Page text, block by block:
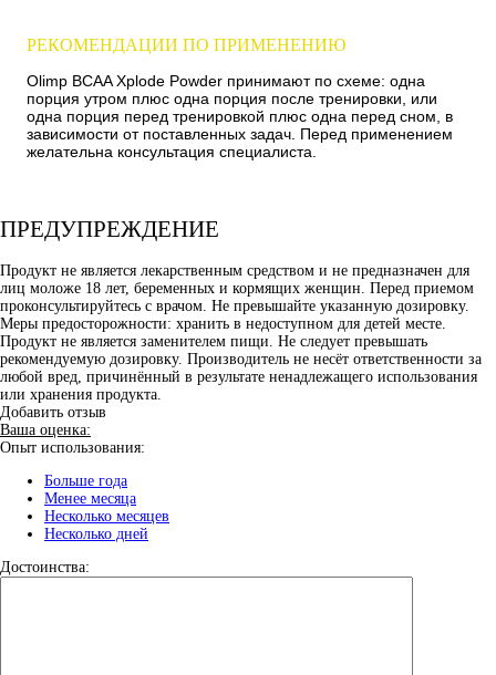
РЕКОМЕНДАЦИИ ПО ПРИМЕНЕНИЮ
Olimp BCAA Xplode Powder принимают по схеме: одна
порция утром плюс одна порция после тренировки, или
одна порция перед тренировкой плюс одна перед сном, в
зависимости от поставленных задач. Перед применением
желательна консультация специалиста.
ПРЕДУПРЕЖДЕНИЕ
Продукт не является лекарственным средством и не предназначен для
лиц моложе 18 лет, беременных и кормящих женщин. Перед приемом
проконсультируйтесь с врачом. Не превышайте указанную дозировку.
Меры предосторожности: хранить в недоступном для детей месте.
Продукт не является заменителем пищи. Не следует превышать
рекомендуемую дозировку. Производитель не несёт ответственности за
любой вред, причинённый в результате ненадлежащего использования
или хранения продукта.
Добавить отзыв
Ваша оценка:
Опыт использования:
Больше года
Менее месяца
Несколько месяцев
Несколько дней
Достоинства: